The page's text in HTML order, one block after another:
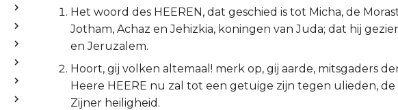
Het woord des HEEREN, dat geschied is tot Micha, de
Jotham, Achaz en Jehizkia, koningen van Juda; dat hij
en Jeruzalem.
Hoort, gij volken altemaal! merk op, gij aarde, mitsgaders
Heere HEERE nu zal tot een getuige zijn tegen ulieden,
Zijner heiligheid.